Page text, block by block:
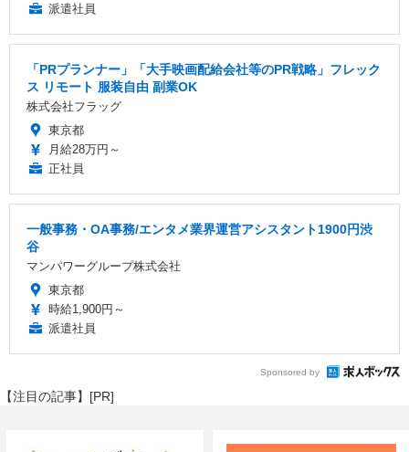
派遣社員
「PRプランナー」「大手映画配給会社等のPR戦略」フレック
ス リモート 服装自由 副業OK
株式会社フラッグ
東京都
月給28万円～
正社員
一般事務・OA事務/エンタメ業界運営アシスタント1900円渋
谷
マンパワーグループ株式会社
東京都
時給1,900円～
派遣社員
Sponsored by
【注目の記事】[PR]